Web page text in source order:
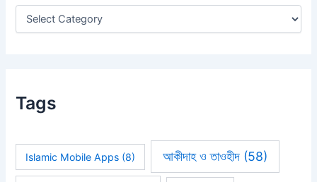
r
Tags
Islamic Mobile Apps (8) আকীদাহ ও তাওহীদ(58)